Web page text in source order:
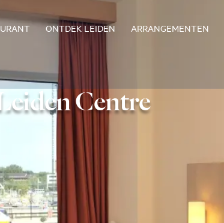
ONTDEK LEIDEN ARRANGEMENTEN
Centre